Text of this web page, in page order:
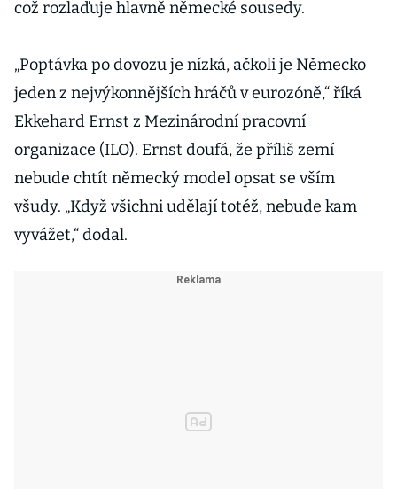
což rozlaďuje hlavně německé sousedy.
„Poptávka po dovozu je nízká, ačkoli je Německo
jeden z nejvýkonnějších hráčů v eurozóně,“ říká
Ekkehard Ernst z Mezinárodní pracovní
organizace (ILO). Ernst doufá, že příliš zemí
nebude chtít německý model opsat se vším
všudy. „Když všichni udělají totéž, nebude kam
vyvážet,“ dodal.